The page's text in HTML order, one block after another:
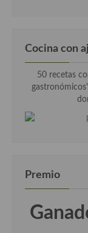
Cocina con
50 recetas
Premio